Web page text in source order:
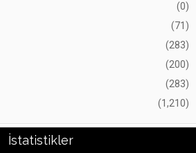
(0)
(71)
(283)
(200)
(283)
(1,210)
İstatistikler